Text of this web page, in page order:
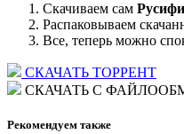
Скачиваем сам
Распаковываем
Все, теперь можно
СКАЧАТЬ ТОРРЕНТ
СКАЧАТЬ С
Рекомендуем также